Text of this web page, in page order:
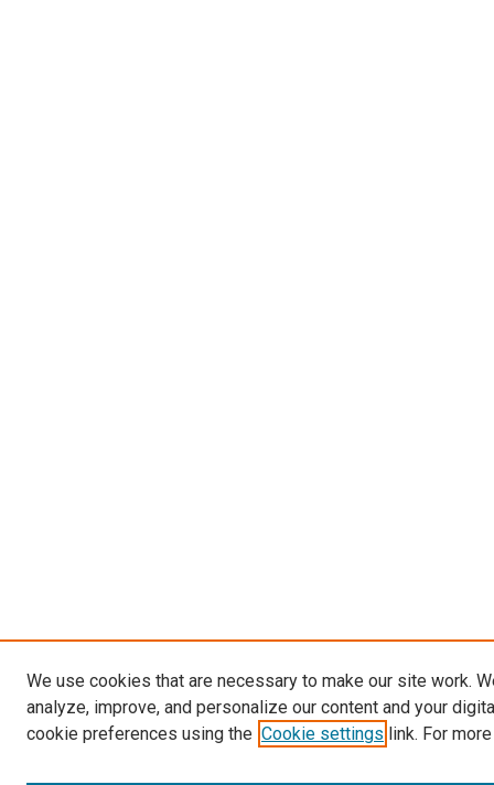
We use cookies that are necessary to make our site work.
analyze, improve, and personalize our content and your
cookie preferences using the Cookie settings link. For